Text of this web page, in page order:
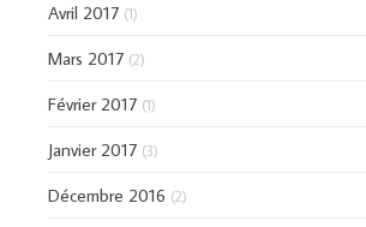
Avril 2017 (1)
Mars 2017 (2)
Février 2017 (1)
Janvier 2017 (3)
Décembre 2016 (2)